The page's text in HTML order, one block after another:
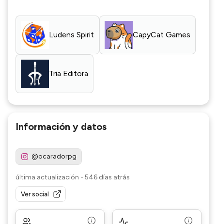
Ludens Spirit CapyCat Games
Tria Editora
Información y datos
@ocaradorpg
última actualización - 546 días atrás
Ver social